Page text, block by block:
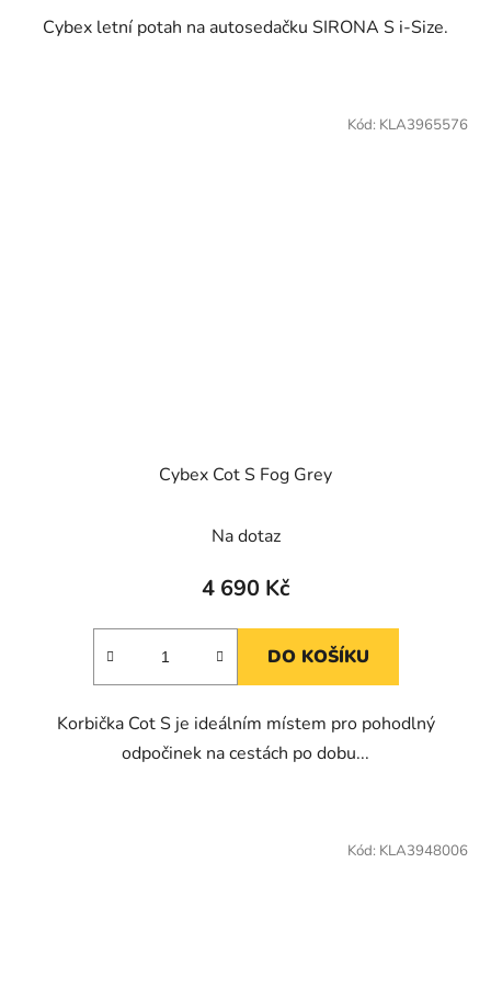
Cybex letní potah na autosedačku SIRONA S i-Size.
Cybex Cot S Fog Grey
Na dotaz
4 690 Kč
DO KOŠÍKU
Korbička Cot S je ideálním místem pro pohodlný
odpočinek na cestách po dobu...
Kód: KLA3965576
Kód: KLA3948006